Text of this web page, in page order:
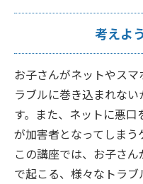
考えよ
お子さんがネットやス
ラブルに巻き込まれな
す。また、ネットに悪
が加害者となってしまう
この講座では、お子さ
で起こる、様々なトラ